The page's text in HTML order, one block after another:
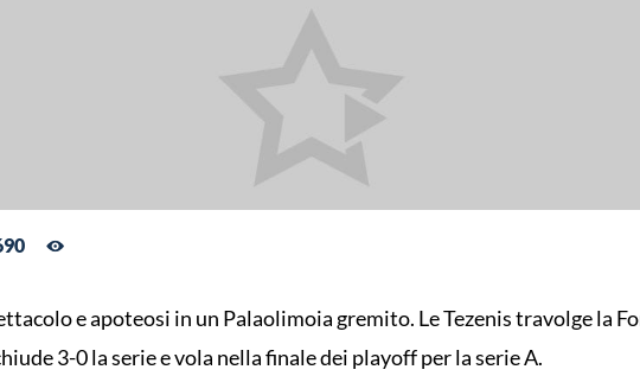
e apoteosi in un Palaolimoia gremito. Le Tezenis travolge la
3-0 la serie e vola nella finale dei playoff per la serie A.